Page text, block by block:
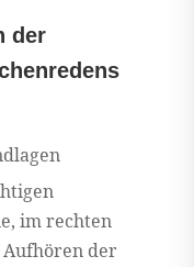
der
im rechten
Aufhören der